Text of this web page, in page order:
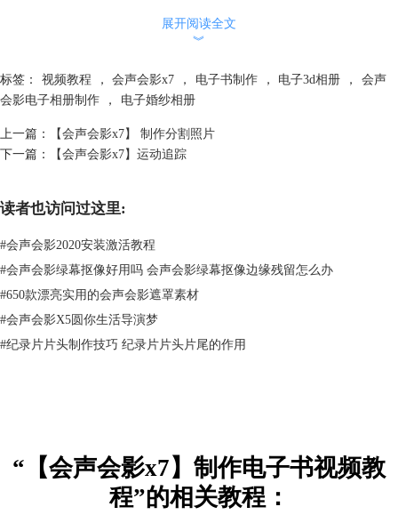
预览屏幕，输入文字，文字设置为楷体，大小可以自己掌握
7、将时间轴上的擦拭器放在尾帧，点击“录制/捕获”选项按钮，在弹出的
到项目大小
展开阅读全文
︾
标签： 视频教程 ， 会声会影x7 ， 电子书制作 ， 电子3d相册 ，
会声
会影电子相册制作
， 电子婚纱相册
上一篇：
【会声会影x7】 制作分割照片
下一篇：
【会声会影x7】运动追踪
读者也访问过这里:
#会声会影2020安装激活教程
#会声会影绿幕抠像好用吗 会声会影绿幕抠像边缘残留怎么办
#650款漂亮实用的会声会影遮罩素材
#会声会影X5圆你生活导演梦
#纪录片片头制作技巧 纪录片片头片尾的作用
“【会声会影x7】制作电子书视频教
程”的相关教程：